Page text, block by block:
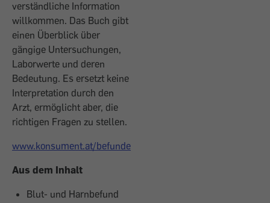
verständliche Information
willkommen. Das Buch gibt
einen Überblick über
gängige Untersuchungen,
Laborwerte und deren
Bedeutung. Es ersetzt keine
Interpretation durch den
Arzt, ermöglicht aber, die
richtigen Fragen zu stellen.
www.konsument.at/befunde
Aus dem Inhalt
Blut- und Harnbefund